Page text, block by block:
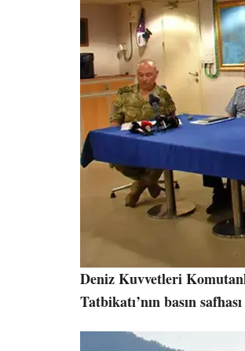
Deniz Kuvvetleri
Tatbikatı’nın basın